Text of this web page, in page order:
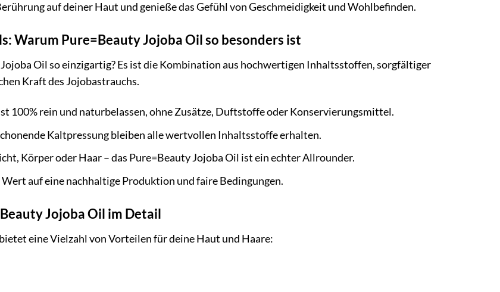
auf deiner Haut und genieße das Gefühl von Geschmeidigkeit und Wohlbefinden.
Warum Pure=Beauty Jojoba Oil so besonders ist
Oil so einzigartig? Es ist die Kombination aus hochwertigen Inhaltsstoffen, sorgfältiger
Kraft des Jojobastrauchs.
100% rein und naturbelassen, ohne Zusätze, Duftstoffe oder Konservierungsmittel.
Kaltpressung bleiben alle wertvollen Inhaltsstoffe erhalten.
Körper oder Haar – das Pure=Beauty Jojoba Oil ist ein echter Allrounder.
auf eine nachhaltige Produktion und faire Bedingungen.
Jojoba Oil im Detail
eine Vielzahl von Vorteilen für deine Haut und Haare: